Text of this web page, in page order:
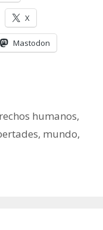
X
Mastodon
humanos,
, mundo,